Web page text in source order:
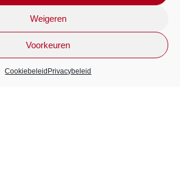
Weigeren
Voorkeuren
Cookiebeleid Privacybeleid
(open inschrijving)
BTW